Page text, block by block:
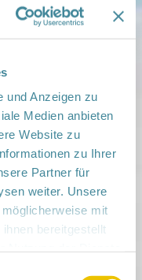
und Anzeigen zu
Medien anbieten
Website zu
zu Ihrer
Partner für
weiter. Unsere
mit
bereitgestellt
für
Kolkwitz, Am